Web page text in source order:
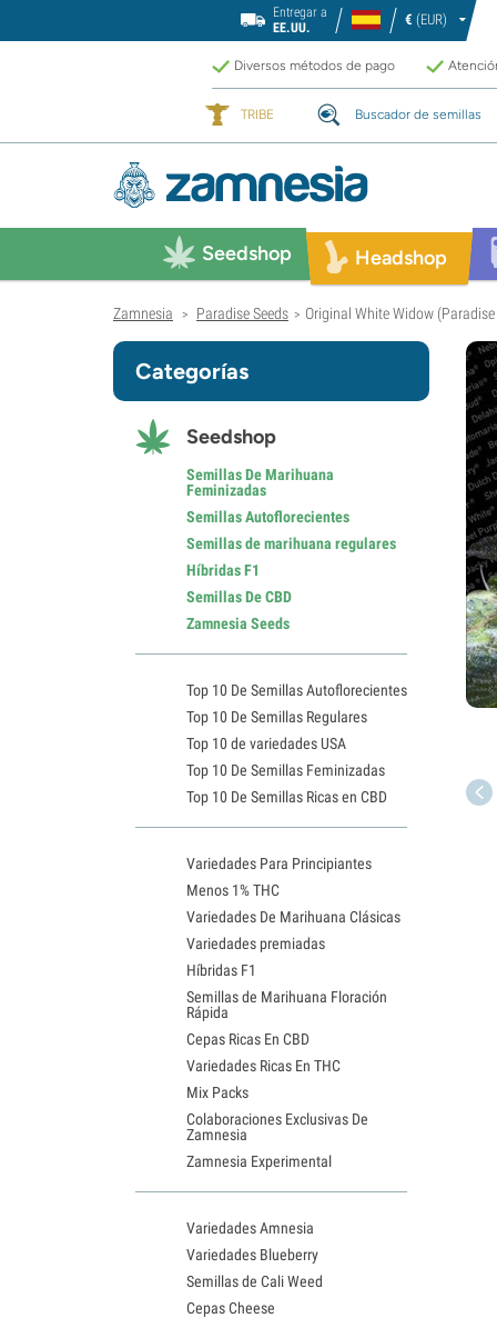
Entregar a
EE.UU.
€ (EUR)
Diversos métodos de pago
TRIBE Buscador de semillas
Seedshop Headshop
Zamnesia > Paradise Seeds > Original White Widow
Categorías
Seedshop
Semillas De Marihuana
Feminizadas
Semillas Autoflorecientes
Semillas de marihuana regulares
Híbridas F1
Semillas De CBD
Zamnesia Seeds
Top 10 De Semillas Autoflorecientes
Top 10 De Semillas Regulares
Top 10 de variedades USA
Top 10 De Semillas Feminizadas
Top 10 De Semillas Ricas en CBD
Variedades Para Principiantes
Menos 1% THC
Variedades De Marihuana Clásicas
Variedades premiadas
Híbridas F1
Semillas de Marihuana Floración
Rápida
Cepas Ricas En CBD
Variedades Ricas En THC
Mix Packs
Colaboraciones Exclusivas De
Zamnesia
Zamnesia Experimental
Variedades Amnesia
Variedades Blueberry
Semillas de Cali Weed
Cepas Cheese